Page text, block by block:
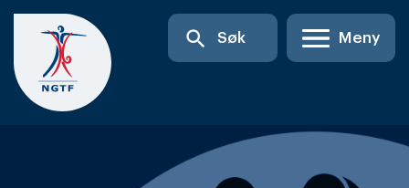
Skip
content
search Søk Meny